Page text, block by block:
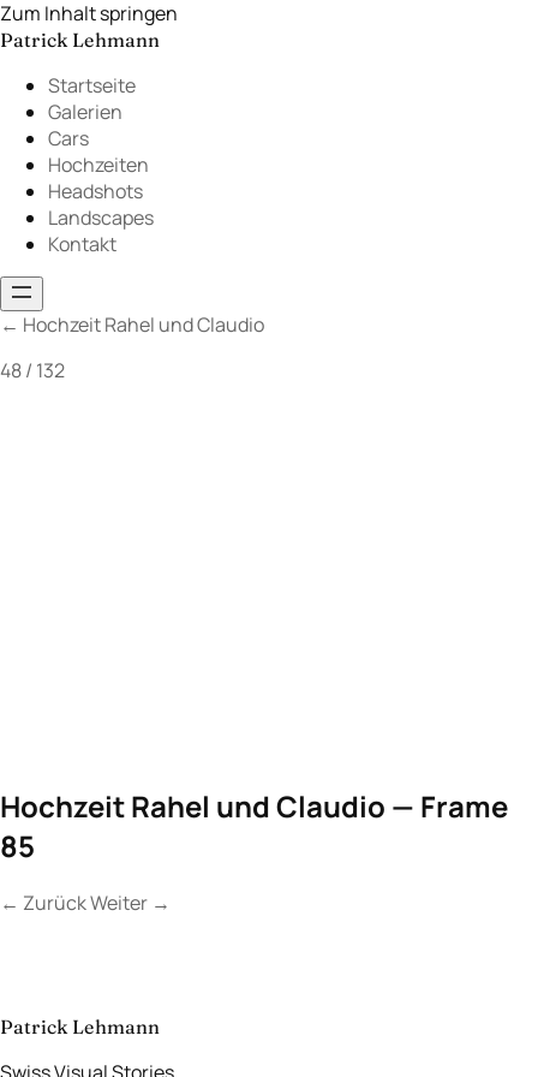
Zum Inhalt springen
Patrick Lehmann
Startseite
Galerien
Cars
Hochzeiten
Headshots
Landscapes
Kontakt
← Hochzeit Rahel und Claudio
48 / 132
Hochzeit Rahel und Claudio — Frame
85
← ZurückWeiter →
aufnehmen→
Patrick Lehmann